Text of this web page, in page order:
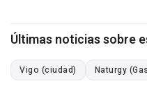
Últimas noticias sobre
Vigo (ciudad) Naturgy